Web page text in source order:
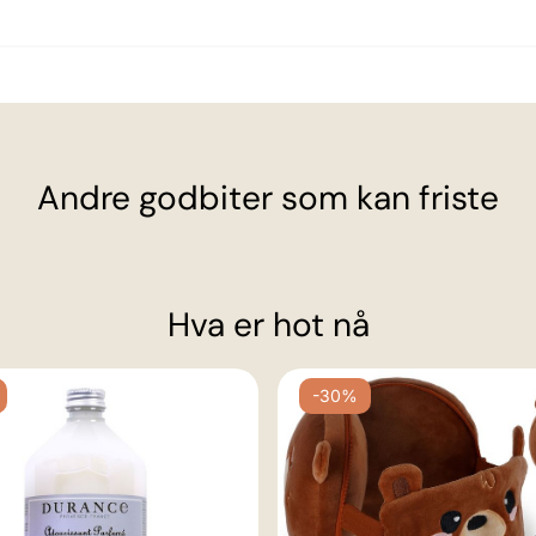
Andre godbiter som kan friste
Hva er hot nå
-30%